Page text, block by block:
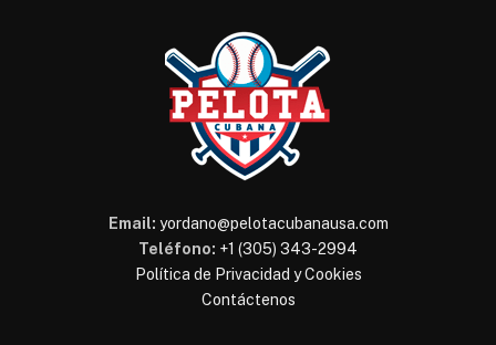
Email: yordano@pelotacubanausa.com
Teléfono: +1 (305) 343-2994
Política de Privacidad y Cookies
Contáctenos